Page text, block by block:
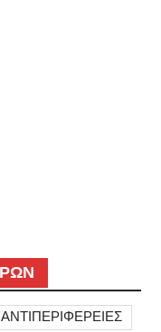
ΑΝΤΙΠΕΡΙΦΕΡΕΙΕΣ